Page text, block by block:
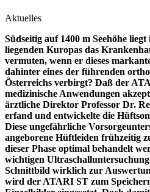
Aktuelles
Südseitig auf 1400 m Seehöhe
liegenden Kuropas das
vermuten, wenn er dieses
dahinter eines der führenden
Österreichs verbirgt? Daß der
medizinische Anwendungen
ärztliche Direktor Professor Dr.
erfand und entwickelte die
Diese ungefährliche
angeborene Hüftleiden frühzeitig
dieser Phase optimal behandelt
wichtigen
Schnittbild wirklich zur
wird der ATARI ST zum